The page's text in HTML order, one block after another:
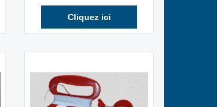
Cliquez ici